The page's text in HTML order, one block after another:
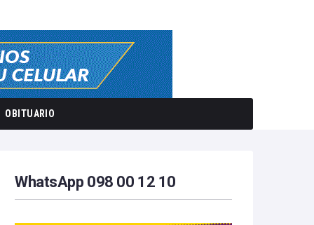
OBITUARIO
WhatsApp 098 00 12 10